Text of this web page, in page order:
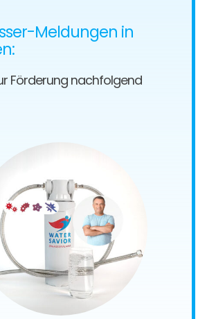
Meldungen in
Förderung nachfolgend